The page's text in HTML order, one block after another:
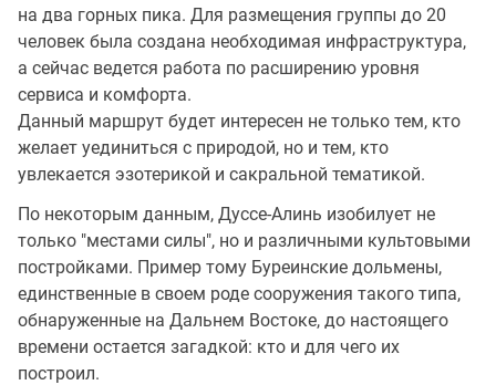
на два горных пика. Для размещения группы до 20
человек была создана необходимая инфраструктура,
а сейчас ведется работа по расширению уровня
сервиса и комфорта.
Данный маршрут будет интересен не только тем, кто
желает уединиться с природой, но и тем, кто
увлекается эзотерикой и сакральной тематикой.
По некоторым данным, Дуссе-Алинь изобилует не
только "местами силы", но и различными культовыми
постройками. Пример тому Буреинские дольмены,
единственные в своем роде сооружения такого типа,
обнаруженные на Дальнем Востоке, до настоящего
времени остается загадкой: кто и для чего их
построил.